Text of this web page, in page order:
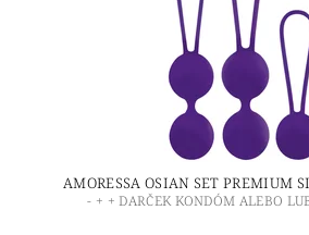
AMORESSA OSIAN SET PREMIUM
- + + DARČEK KONDÓM ALEBO